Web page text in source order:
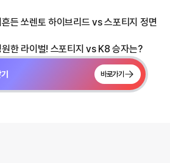
든 쏘렌토 하이브리드 vs 스포티지 정면
한 라이벌! 스포티지 vs K8 승자는?
바로가기